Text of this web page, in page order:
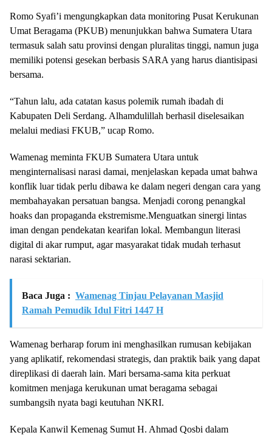
Romo Syafi’i mengungkapkan data monitoring Pusat Kerukunan
Umat Beragama (PKUB) menunjukkan bahwa Sumatera Utara
termasuk salah satu provinsi dengan pluralitas tinggi, namun juga
memiliki potensi gesekan berbasis SARA yang harus diantisipasi
bersama.
“Tahun lalu, ada catatan kasus polemik rumah ibadah di
Kabupaten Deli Serdang. Alhamdulillah berhasil diselesaikan
melalui mediasi FKUB,” ucap Romo.
Wamenag meminta FKUB Sumatera Utara untuk
menginternalisasi narasi damai, menjelaskan kepada umat bahwa
konflik luar tidak perlu dibawa ke dalam negeri dengan cara yang
membahayakan persatuan bangsa. Menjadi corong penangkal
hoaks dan propaganda ekstremisme.Menguatkan sinergi lintas
iman dengan pendekatan kearifan lokal. Membangun literasi
digital di akar rumput, agar masyarakat tidak mudah terhasut
narasi sektarian.
Baca Juga : Wamenag Tinjau Pelayanan Masjid
Ramah Pemudik Idul Fitri 1447 H
Wamenag berharap forum ini menghasilkan rumusan kebijakan
yang aplikatif, rekomendasi strategis, dan praktik baik yang dapat
direplikasi di daerah lain. Mari bersama-sama kita perkuat
komitmen menjaga kerukunan umat beragama sebagai
sumbangsih nyata bagi keutuhan NKRI.
Kepala Kanwil Kemenag Sumut H. Ahmad Qosbi dalam